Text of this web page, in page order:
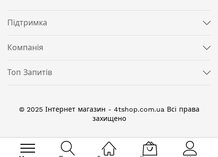
Підтримка
Компанія
Топ Запитів
© 2025 Інтернет магазин - 4tshop.com.ua Всі права
захищено